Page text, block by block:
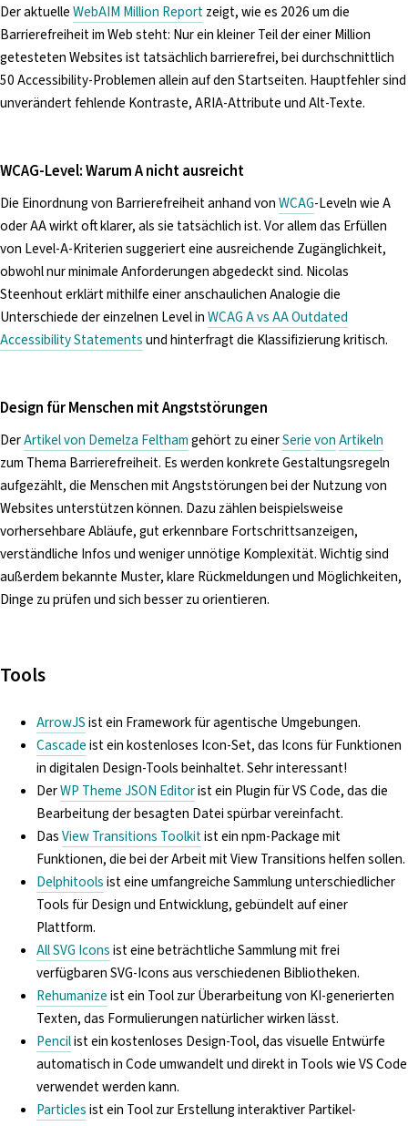
Der aktuelleWebAIM Million Reportzeigt, wie es 2026 um die
Barrierefreiheit im Web steht: Nur ein kleiner Teil der einer Million
getesteten Websites ist tatsächlich barrierefrei, bei durchschnittlich
50 Accessibility-Problemen allein auf den Startseiten. Hauptfehler sind
unverändert fehlende Kontraste, ARIA-Attribute und Alt-Texte.
WCAG-Level: Warum A nicht ausreicht
Die Einordnung von Barrierefreiheit anhand vonWCAG-Leveln wie A
oder AA wirkt oft klarer, als sie tatsächlich ist. Vor allem das Erfüllen
von Level-A-Kriterien suggeriert eine ausreichende Zugänglichkeit,
obwohl nur minimale Anforderungen abgedeckt sind. Nicolas
Steenhout erklärt mithilfe einer anschaulichen Analogie die
Unterschiede der einzelnen Level inWCAG A vs AA Outdated
Accessibility Statementsund hinterfragt die Klassifizierung kritisch.
Design für Menschen mit Angststörungen
DerArtikel von Demelza Felthamgehört zu einerSerievonArtikeln
zum Thema Barrierefreiheit. Es werden konkrete Gestaltungsregeln
aufgezählt, die Menschen mit Angststörungen bei der Nutzung von
Websites unterstützen können. Dazu zählen beispielsweise
vorhersehbare Abläufe, gut erkennbare Fortschrittsanzeigen,
verständliche Infos und weniger unnötige Komplexität. Wichtig sind
außerdem bekannte Muster, klare Rückmeldungen und Möglichkeiten,
Dinge zu prüfen und sich besser zu orientieren.
Tools
ArrowJSist ein Framework für agentische Umgebungen.
Cascadeist ein kostenloses Icon-Set, das Icons für Funktionen
in digitalen Design-Tools beinhaltet. Sehr interessant!
DerWP Theme JSON Editorist ein Plugin für VS Code, das die
Bearbeitung der besagten Datei spürbar vereinfacht.
DasView Transitions Toolkitist ein npm-Package mit
Funktionen, die bei der Arbeit mit View Transitions helfen sollen.
Delphitoolsist eine umfangreiche Sammlung unterschiedlicher
Tools für Design und Entwicklung, gebündelt auf einer
Plattform.
All SVG Iconsist eine beträchtliche Sammlung mit frei
verfügbaren SVG-Icons aus verschiedenen Bibliotheken.
Rehumanizeist ein Tool zur Überarbeitung von KI-generierten
Texten, das Formulierungen natürlicher wirken lässt.
Pencilist ein kostenloses Design-Tool, das visuelle Entwürfe
automatisch in Code umwandelt und direkt in Tools wie VS Code
verwendet werden kann.
Particlesist ein Tool zur Erstellung interaktiver Partikel-